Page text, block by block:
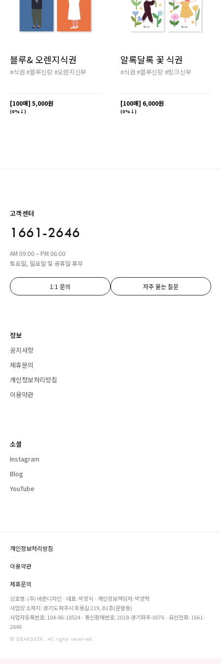
블루& 오렌지식권
#식권#블루신랑#오렌지신부
[100매] 5,000원
(0%↓)
알록달록 꽃 식권
#식권#블루신랑#핑크신부
[100매] 6,000원
(0%↓)
고객센터
1661-2646
AM 09:00 – PM 06:00
토요일, 일요일 및 공휴일 휴무
1:1 문의 자주 묻는 질문
정보
공지사항
제휴문의
개인정보처리방침
이용약관
소셜
Instagram
Blog
YouTube
개인정보처리방침
·
이용약관
·
제휴문의
상호명: (주) 바른디자인 · 대표: 박정식 · 개인정보책임자: 박영혁
사업장 소재지: 경기도 파주시 회동길 219, B1층(문발동)
사업자등록번호: 104-86-18524 · 통신판매번호: 2018-경기파주-0076 · 유선전화: 1661-
2646
© DEARDEER. All rights reserved.